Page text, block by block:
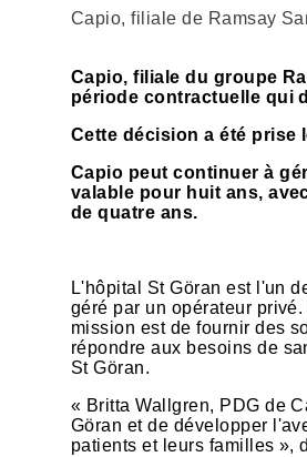
Capio, filiale de Ramsay
Capio, filiale du groupe
période contractuelle qui
Cette décision a été prise
Capio peut continuer à
valable pour huit ans,
de quatre ans.
L'hôpital St Göran est l'un
géré par un opérateur
mission est de fournir des
répondre aux besoins de
St Göran.
« Britta Wallgren, PDG de
Göran et de développer
patients et leurs familles »,